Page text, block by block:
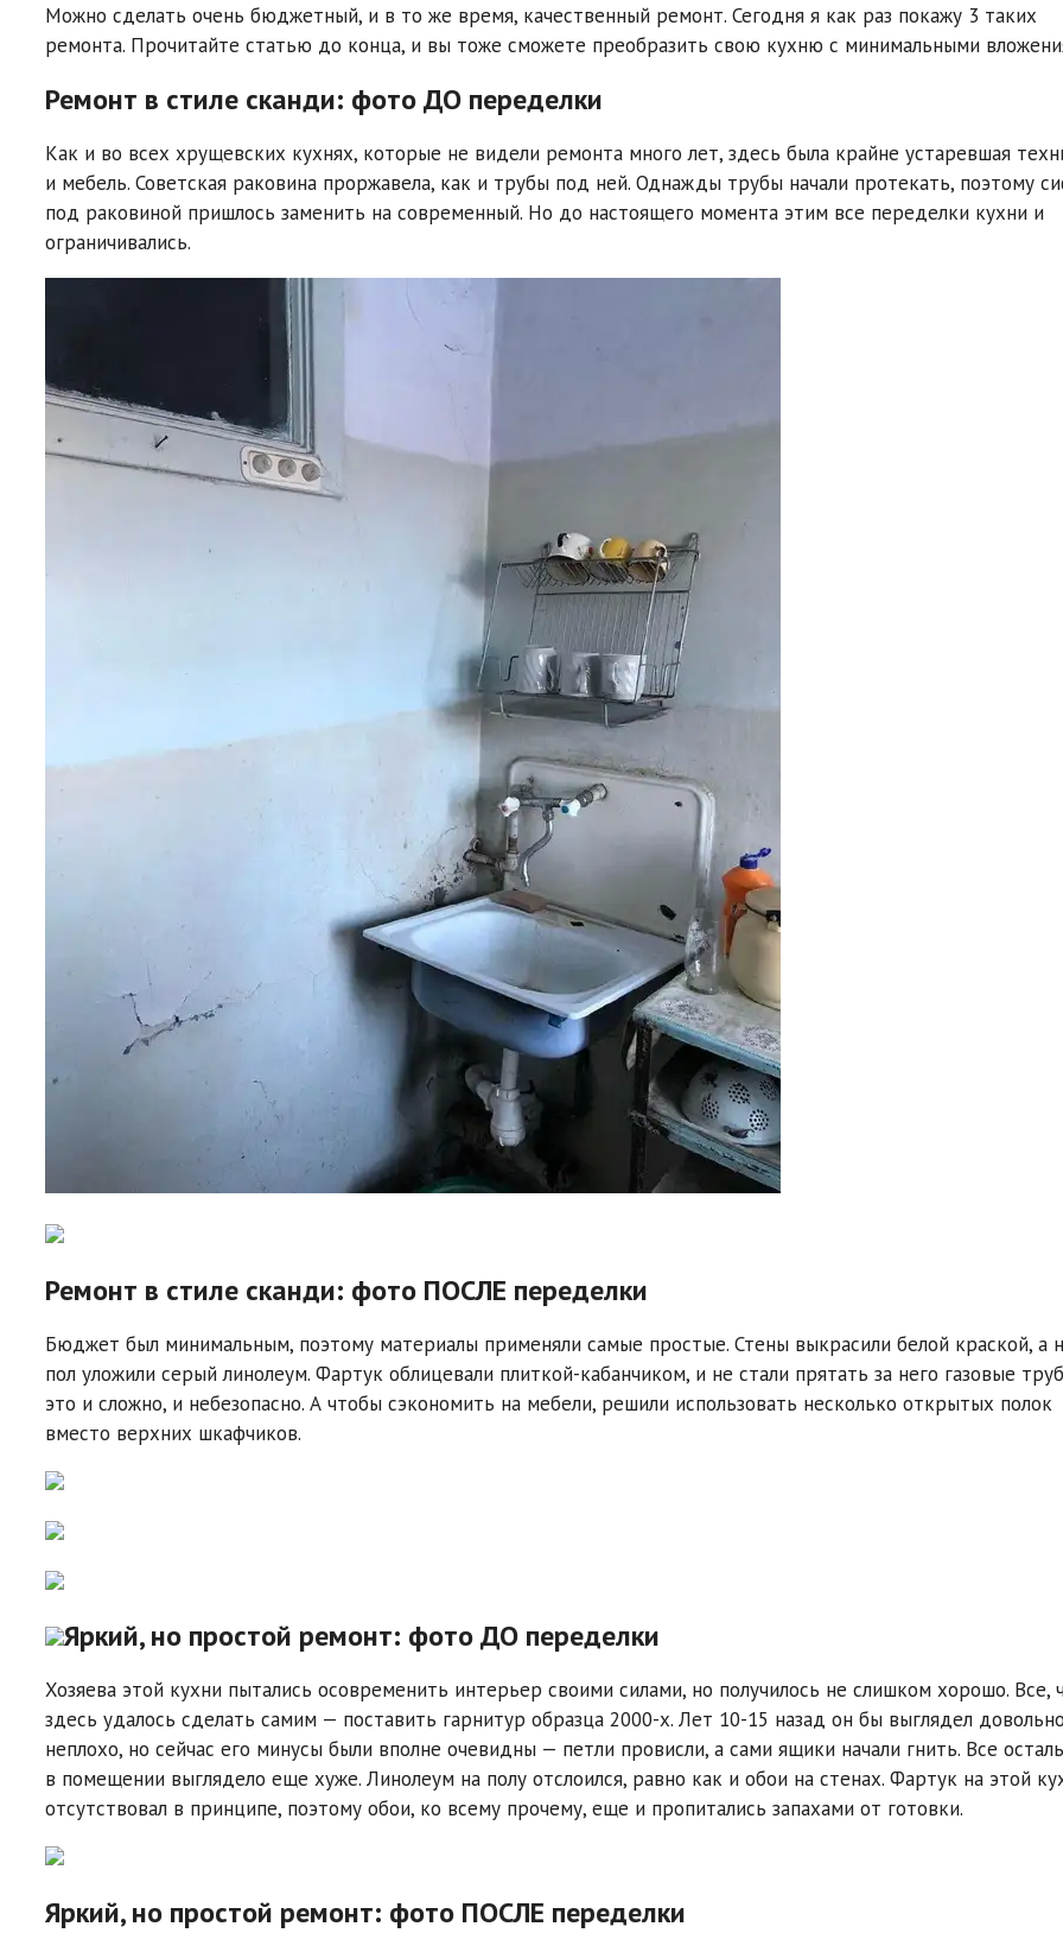
Можно сделать очень бюджетный, и в то же время, качественный ремонт. Сегодня я как раз покажу 3 таких
ремонта. Прочитайте статью до конца, и вы тоже сможете преобразить свою кухню с минимальными
Ремонт в стиле сканди: фото ДО переделки
Как и во всех хрущевских кухнях, которые не видели ремонта много лет, здесь была крайне устаревшая
и мебель. Советская раковина проржавела, как и трубы под ней. Однажды трубы начали протекать, поэтому
под раковиной пришлось заменить на современный. Но до настоящего момента этим все переделки кухни и
ограничивались.
Ремонт в стиле сканди: фото ПОСЛЕ переделки
Бюджет был минимальным, поэтому материалы применяли самые простые. Стены выкрасили белой краской, а
пол уложили серый линолеум. Фартук облицевали плиткой-кабанчиком, и не стали прятать за него газовые
это и сложно, и небезопасно. А чтобы сэкономить на мебели, решили использовать несколько открытых полок
вместо верхних шкафчиков.
Яркий, но простой ремонт: фото ДО переделки
Хозяева этой кухни пытались осовременить интерьер своими силами, но получилось не слишком хорошо. Все,
здесь удалось сделать самим — поставить гарнитур образца 2000-х. Лет 10-15 назад он бы выглядел
неплохо, но сейчас его минусы были вполне очевидны — петли провисли, а сами ящики начали гнить. Все
в помещении выглядело еще хуже. Линолеум на полу отслоился, равно как и обои на стенах. Фартук на этой
отсутствовал в принципе, поэтому обои, ко всему прочему, еще и пропитались запахами от готовки.
Яркий, но простой ремонт: фото ПОСЛЕ переделки